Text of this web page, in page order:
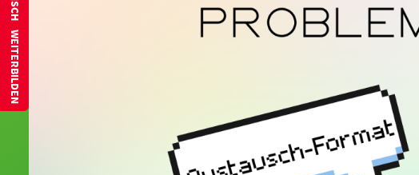
SPIELERISCH WEITERBILDEN